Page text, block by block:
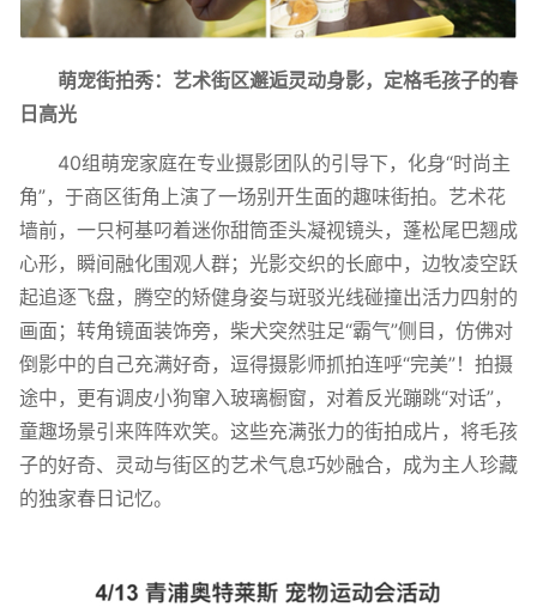
萌宠街拍秀： 艺术街区邂逅灵动身影，定格毛孩子的春
日高光
40组萌宠家庭在专业摄影团队的引导下，化身“时尚主
角”，于商区街角上演了一场别开生面的趣味街拍。艺术花
墙前，一只柯基叼着迷你甜筒歪头凝视镜头，蓬松尾巴翘成
心形，瞬间融化围观人群；光影交织的长廊中，边牧凌空跃
起追逐飞盘，腾空的矫健身姿与斑驳光线碰撞出活力四射的
画面；转角镜面装饰旁，柴犬突然驻足“霸气”侧目，仿佛对
倒影中的自己充满好奇，逗得摄影师抓拍连呼“完美”！拍摄
途中，更有调皮小狗窜入玻璃橱窗，对着反光蹦跳“对话”，
童趣场景引来阵阵欢笑。这些充满张力的街拍成片，将毛孩
子的好奇、灵动与街区的艺术气息巧妙融合，成为主人珍藏
的独家春日记忆。